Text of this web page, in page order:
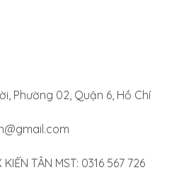
Phường 02, Quận 6, Hồ Chí
TÂN MST: 0316 567 726